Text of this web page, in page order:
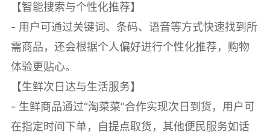
【智能搜索与个性化推荐】
- 用户可通过关键词、条码、语音等方式快速找到所
需商品，还会根据个人偏好进行个性化推荐，购物
体验更贴心。
【生鲜次日达与生活服务】
- 生鲜商品通过“淘菜菜”合作实现次日到货，用户可
在指定时间下单，自提点取货，其他便民服务如话